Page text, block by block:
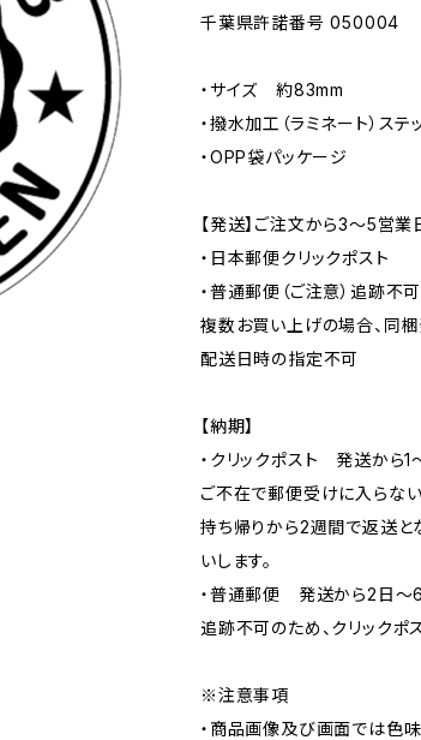
千葉県許諾番号 050004
・サイズ 約83mm
・撥水加工（ラミネート）ステ
・OPP袋パッケージ
【発送】ご注文から3〜5営業
・日本郵便クリックポスト
・普通郵便（ご注意）追跡不
複数お買い上げの場合、同
配送日時の指定不可
【納期】
・クリックポスト 発送から1
ご不在で郵便受けに入らな
持ち帰りから2週間で返送と
いします。
・普通郵便 発送から2日〜6
追跡不可のため、クリックポ
※注意事項
・商品画像及び画面では色